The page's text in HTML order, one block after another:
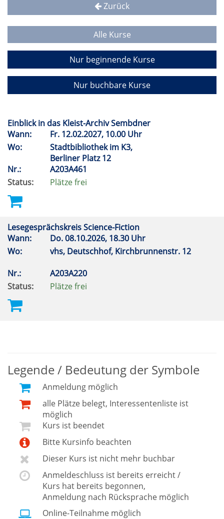
Zurück
Alle Kurse
Nur beginnende Kurse
Nur buchbare Kurse
Einblick in das Kleist-Archiv Sembdner
Wann:
Fr. 12.02.2027, 10.00 Uhr
Wo:
Stadtbibliothek im K3,
Berliner Platz 12
Nr.:
A203A461
Status:
Plätze frei
Lesegesprächskreis Science-Fiction
Wann:
Do.08.10.2026, 18.30 Uhr
Wo:
vhs, Deutschhof, Kirchbrunnenstr. 12
Nr.:
A203A220
Status:
Plätze frei
Legende / Bedeutung der Symbole
Anmeldung möglich
alle Plätze belegt, Interessentenliste ist
möglich
Kurs ist beendet
Bitte Kursinfo beachten
Dieser Kurs ist nicht mehr buchbar
Anmeldeschluss ist bereits erreicht /
Kurs hat bereits begonnen,
Anmeldung nach Rücksprache möglich
Online-Teilnahme möglich